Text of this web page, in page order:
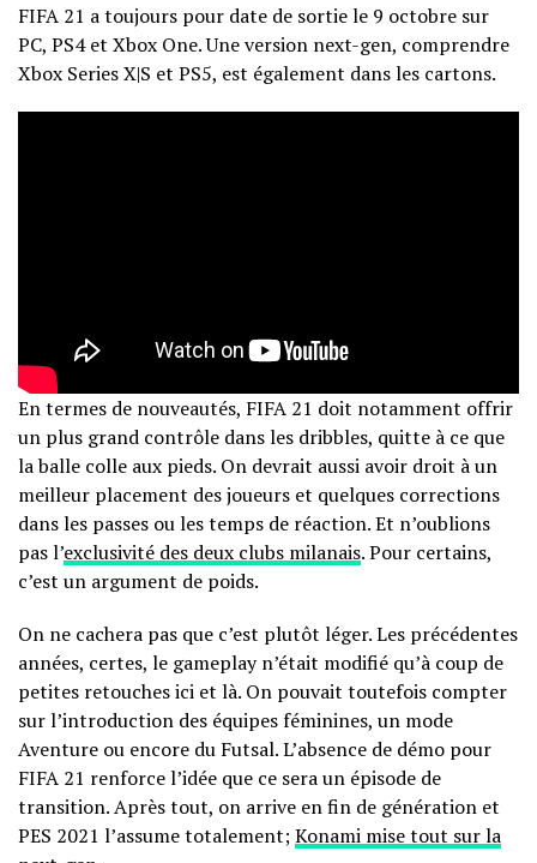
FIFA 21 a toujours pour date de sortie le 9 octobre sur
PC, PS4 et Xbox One. Une version next-gen, comprendre
Xbox Series X|S et PS5, est également dans les cartons.
En termes de nouveautés, FIFA 21 doit notamment offrir
un plus grand contrôle dans les dribbles, quitte à ce que
la balle colle aux pieds. On devrait aussi avoir droit à un
meilleur placement des joueurs et quelques corrections
dans les passes ou les temps de réaction. Et n’oublions
pas l’exclusivité des deux clubs milanais. Pour certains,
c’est un argument de poids.
On ne cachera pas que c’est plutôt léger. Les précédentes
années, certes, le gameplay n’était modifié qu’à coup de
petites retouches ici et là. On pouvait toutefois compter
sur l’introduction des équipes féminines, un mode
Aventure ou encore du Futsal. L’absence de démo pour
FIFA 21 renforce l’idée que ce sera un épisode de
transition. Après tout, on arrive en fin de génération et
PES 2021 l’assume totalement;Konami mise tout sur la